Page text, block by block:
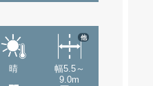
晴
幅5.5～
9.0m
他